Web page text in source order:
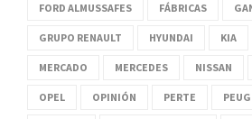
FORD ALMUSSAFES FÁBRICAS
GRUPO RENAULT HYUNDAI KIA
MERCADO MERCEDES NISSAN
OPEL OPINIÓN PERTE